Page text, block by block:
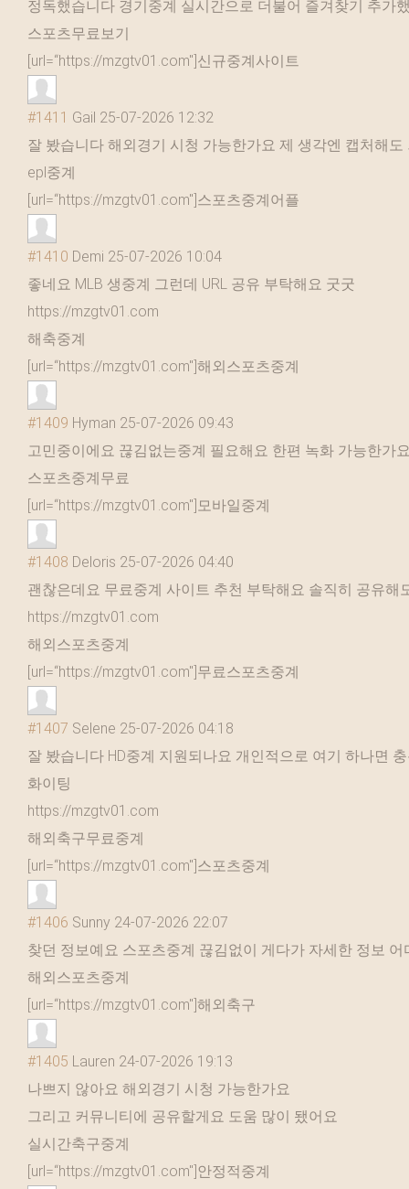
정독했습니다 경기중계 실시간으로 더불어 즐겨찾기 추가
스포츠무료보기
[url=“https://mzgtv01.com"]신규중계사이트
#1411 Gail 25-07-2026 12:32
잘 봤습니다 해외경기 시청 가능한가요 제 생각엔 캡처해
epl중계
[url=“https://mzgtv01.com"]스포츠중계어플
#1410 Demi 25-07-2026 10:04
좋네요 MLB 생중계 그런데 URL 공유 부탁해요 굿굿
https://mzgtv01.com
해축중계
[url=“https://mzgtv01.com"]해외스포츠중계
#1409 Hyman 25-07-2026 09:43
고민중이에요 끊김없는중계 필요해요 한편 녹화 가능한가
스포츠중계무료
[url=“https://mzgtv01.com"]모바일중계
#1408 Deloris 25-07-2026 04:40
괜찮은데요 무료중계 사이트 추천 부탁해요 솔직히 공유해
https://mzgtv01.com
해외스포츠중계
[url=“https://mzgtv01.com"]무료스포츠중계
#1407 Selene 25-07-2026 04:18
잘 봤습니다 HD중계 지원되나요 개인적으로 여기 하나면
화이팅
https://mzgtv01.com
해외축구무료중계
[url=“https://mzgtv01.com"]스포츠중계
#1406 Sunny 24-07-2026 22:07
찾던 정보예요 스포츠중계 끊김없이 게다가 자세한 정보 어
해외스포츠중계
[url=“https://mzgtv01.com"]해외축구
#1405 Lauren 24-07-2026 19:13
나쁘지 않아요 해외경기 시청 가능한가요
그리고 커뮤니티에 공유할게요 도움 많이 됐어요
실시간축구중계
[url=“https://mzgtv01.com"]안정적중계